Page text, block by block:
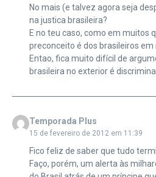
No mais (e talvez agora seja
na justica brasileira?
E no teu caso, como em muitos
preconceito é dos brasileiros em
Entao, fica muito difícil de
brasileira no exterior é
Temporada Plus
15 de fevereiro de 2012 em 11:39
Fico feliz de saber que tudo
Faço, porém, um alerta às